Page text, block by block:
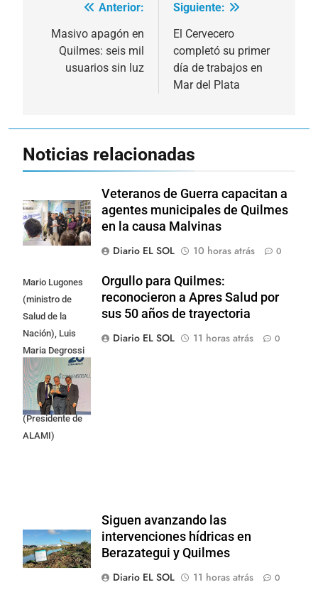
Navegación
de
entradas
Anterior:
Masivo apagón en
Quilmes: seis mil
usuarios sin luz
Siguiente:
El Cervecero
completó su primer
día de trabajos en
Mar del Plata
Noticias relacionadas
Veteranos de Guerra capacitan a
agentes municipales de Quilmes
en la causa Malvinas
Diario EL SOL
10 horas atrás 0
Mario Lugones
(ministro de
Salud de la
Nación), Luis
Maria Degrossi
(Presidente de
Apres Salud) y
Cristian Mazza
(Presidente de
ALAMI)
Orgullo para Quilmes:
reconocieron a Apres Salud por
sus 50 años de trayectoria
Diario EL SOL
11 horas atrás 0
Siguen avanzando las
intervenciones hídricas en
Berazategui y Quilmes
Diario EL SOL
11 horas atrás 0